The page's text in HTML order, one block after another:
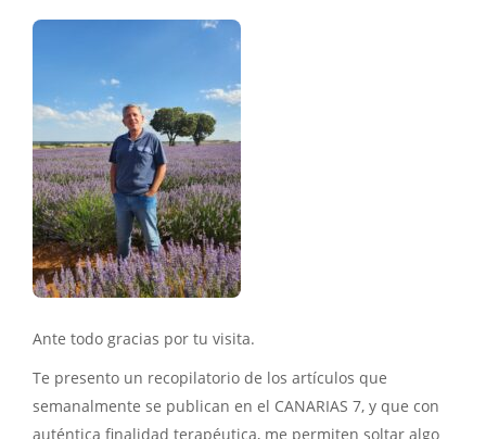
Ante todo gracias por tu visita.
Te presento un recopilatorio de los artículos que
semanalmente se publican en el CANARIAS 7, y que con
auténtica finalidad terapéutica, me permiten soltar algo